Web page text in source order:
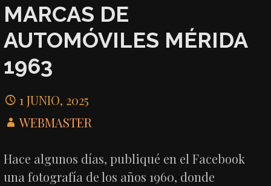
MARCAS DE
AUTOMÓVILES MÉRIDA
1963
1 JUNIO, 2025
WEBMASTER
Hace algunos días, publiqué en el Facebook
una fotografía de los años 1960, donde